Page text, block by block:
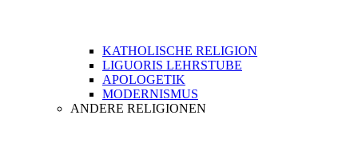
KATHOLISCHE RELIGION
LIGUORIS LEHRSTUBE
APOLOGETIK
MODERNISMUS
ANDERE RELIGIONEN